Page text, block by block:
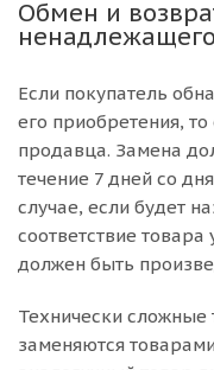
Обмен и
Если покупатель
его приобретения,
продавца. Замена
течение 7 дней со
случае, если будет
соответствие
должен быть
Технически
заменяются